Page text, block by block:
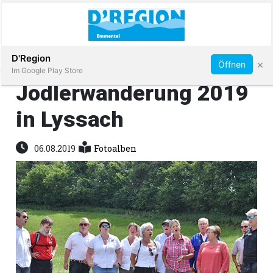
Immobilien
Veranstaltungen
Stellen
E-
Paper
App
Abonnieren
Jodlerwanderung 2019
in Lyssach
06.08.2019 Fotoalben
D'Region
Im Google Play Store
Öffnen ×